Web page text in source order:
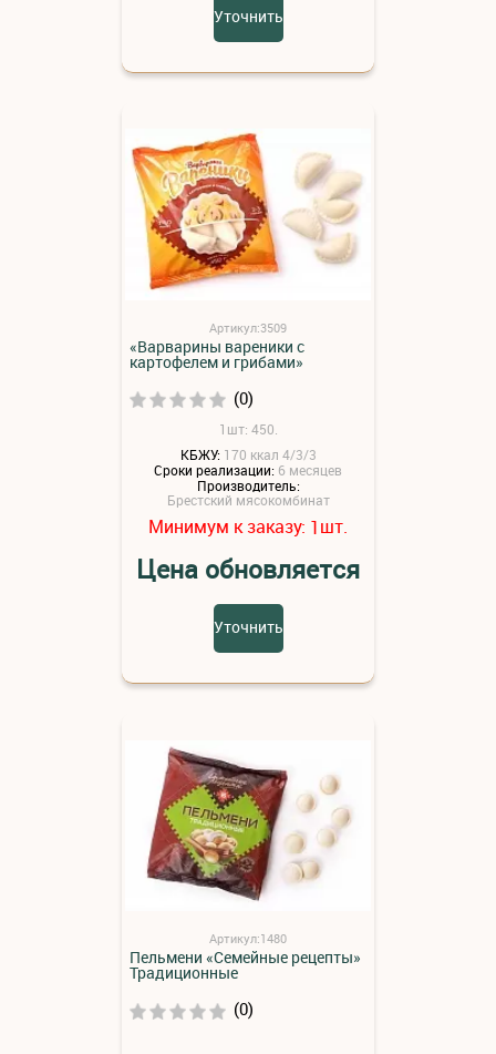
Уточнить
Артикул:3509
«Варварины вареники с
картофелем и грибами»
(0)
1шт: 450.
КБЖУ: 170 ккал 4/3/3
Сроки реализации: 6 месяцев
Производитель:
Брестский мясокомбинат
Минимум к заказу: 1шт.
Цена обновляется
Уточнить
Артикул:1480
Пельмени «Семейные рецепты»
Традиционные
(0)